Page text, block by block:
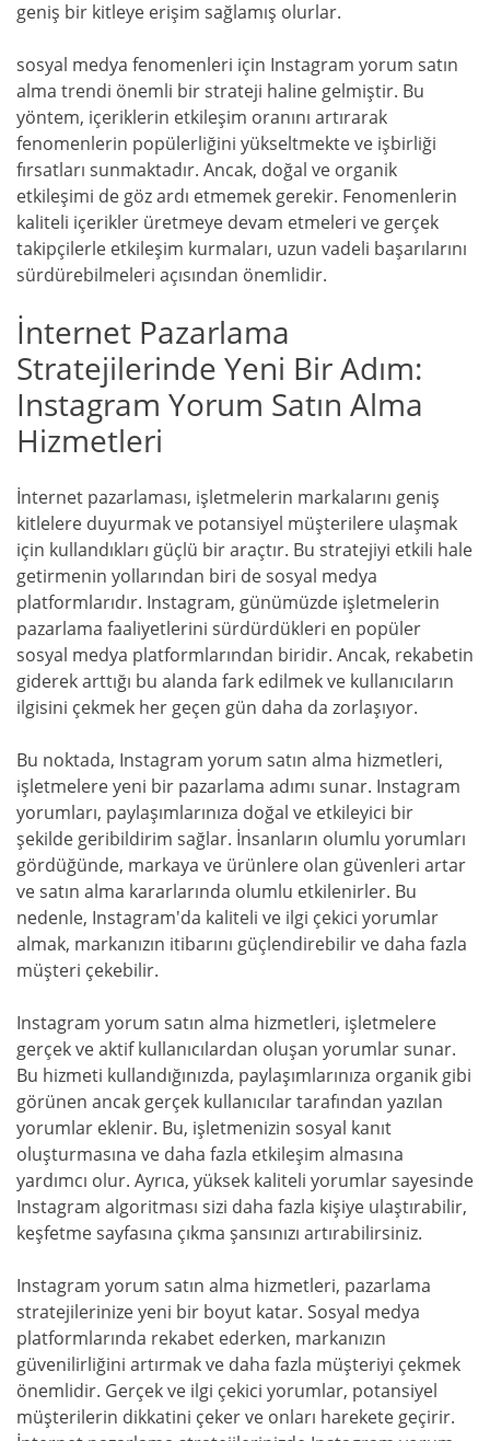
geniş bir kitleye erişim sağlamış olurlar.
sosyal medya fenomenleri için Instagram yorum satın
alma trendi önemli bir strateji haline gelmiştir. Bu
yöntem, içeriklerin etkileşim oranını artırarak
fenomenlerin popülerliğini yükseltmekte ve işbirliği
fırsatları sunmaktadır. Ancak, doğal ve organik
etkileşimi de göz ardı etmemek gerekir. Fenomenlerin
kaliteli içerikler üretmeye devam etmeleri ve gerçek
takipçilerle etkileşim kurmaları, uzun vadeli başarılarını
sürdürebilmeleri açısından önemlidir.
İnternet Pazarlama
Stratejilerinde Yeni Bir Adım:
Instagram Yorum Satın Alma
Hizmetleri
İnternet pazarlaması, işletmelerin markalarını geniş
kitlelere duyurmak ve potansiyel müşterilere ulaşmak
için kullandıkları güçlü bir araçtır. Bu stratejiyi etkili hale
getirmenin yollarından biri de sosyal medya
platformlarıdır. Instagram, günümüzde işletmelerin
pazarlama faaliyetlerini sürdürdükleri en popüler
sosyal medya platformlarından biridir. Ancak, rekabetin
giderek arttığı bu alanda fark edilmek ve kullanıcıların
ilgisini çekmek her geçen gün daha da zorlaşıyor.
Bu noktada, Instagram yorum satın alma hizmetleri,
işletmelere yeni bir pazarlama adımı sunar. Instagram
yorumları, paylaşımlarınıza doğal ve etkileyici bir
şekilde geribildirim sağlar. İnsanların olumlu yorumları
gördüğünde, markaya ve ürünlere olan güvenleri artar
ve satın alma kararlarında olumlu etkilenirler. Bu
nedenle, Instagram'da kaliteli ve ilgi çekici yorumlar
almak, markanızın itibarını güçlendirebilir ve daha fazla
müşteri çekebilir.
Instagram yorum satın alma hizmetleri, işletmelere
gerçek ve aktif kullanıcılardan oluşan yorumlar sunar.
Bu hizmeti kullandığınızda, paylaşımlarınıza organik gibi
görünen ancak gerçek kullanıcılar tarafından yazılan
yorumlar eklenir. Bu, işletmenizin sosyal kanıt
oluşturmasına ve daha fazla etkileşim almasına
yardımcı olur. Ayrıca, yüksek kaliteli yorumlar sayesinde
Instagram algoritması sizi daha fazla kişiye ulaştırabilir,
keşfetme sayfasına çıkma şansınızı artırabilirsiniz.
Instagram yorum satın alma hizmetleri, pazarlama
stratejilerinize yeni bir boyut katar. Sosyal medya
platformlarında rekabet ederken, markanızın
güvenilirliğini artırmak ve daha fazla müşteriyi çekmek
önemlidir. Gerçek ve ilgi çekici yorumlar, potansiyel
müşterilerin dikkatini çeker ve onları harekete geçirir.